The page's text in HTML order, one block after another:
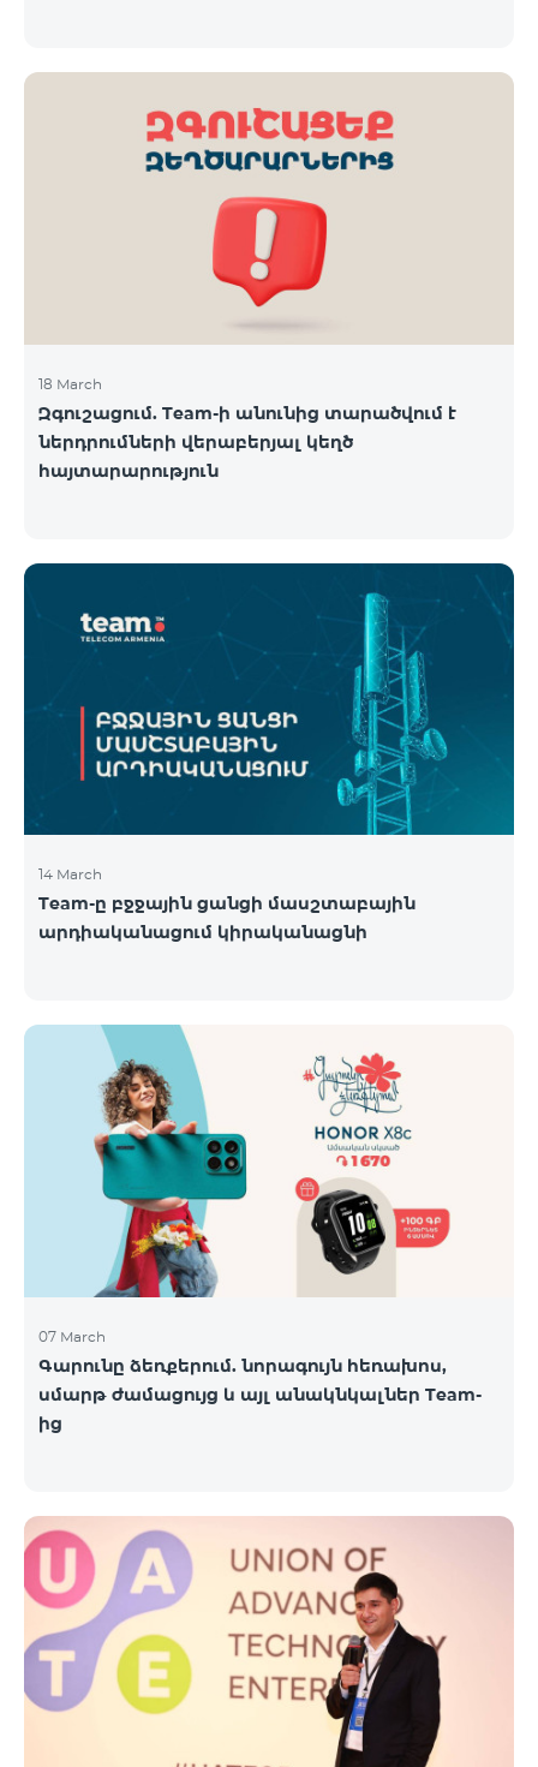
18 March
Զգուշացում. Team-ի անունից տարածվում է
ներդրումների վերաբերյալ կեղծ
հայտարարություն
14 March
Team-ը բջջային ցանցի մասշտաբային
արդիականացում կիրականացնի
07 March
Գարունը ձեռքերում. նորագույն հեռախոս,
սմարթ ժամացույց և այլ անակնկալներ Team-
ից